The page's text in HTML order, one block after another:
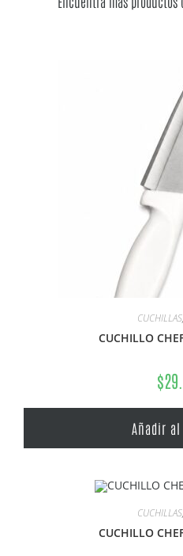
CUCHILLAS,
CUCHILLO
$
Añadir
CUCHILLAS,
CUCHILLO